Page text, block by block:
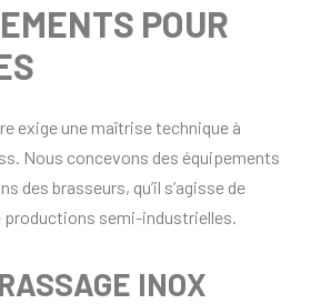
POUR
exige une maîtrise technique à
Nous concevons des équipements
des brasseurs, qu’il s’agisse de
semi-industrielles.
INOX